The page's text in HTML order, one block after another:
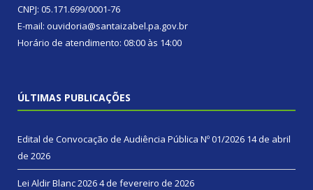
CNPJ: 05.171.699/0001-76
E-mail: ouvidoria@santaizabel.pa.gov.br
Horário de atendimento: 08:00 às 14:00
ÚLTIMAS PUBLICAÇÕES
Edital de Convocação de Audiência Pública Nº 01/2026 14 de abril
de 2026
Lei Aldir Blanc 20264 de fevereiro de 2026